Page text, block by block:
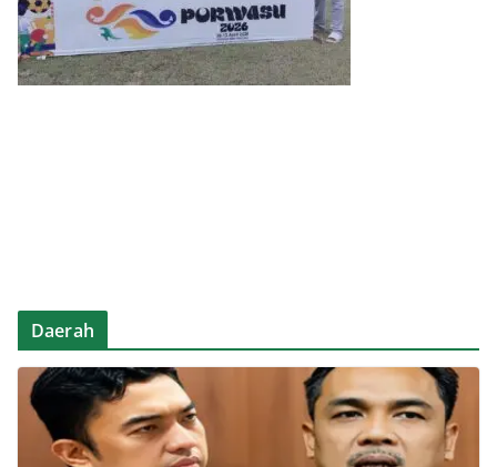
Daerah